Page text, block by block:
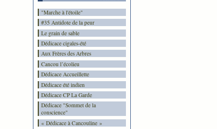
"Marche à l'étoile"
#35 Antidote de la peur
Le grain de sable
Dédicace cigales-été
Aux Frères des Arbres
Cancou l’écolieu
Dédicace Accueillette
Dédicace été indien
Dédicace CP La Garde
Dédicace "Sommet de la
conscience"
« Dédicace à Cancouline »